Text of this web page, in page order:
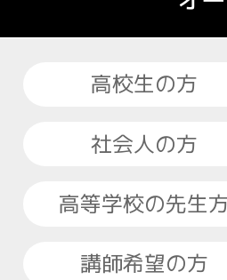
高校生の方
社会人の方
高等学校の先生
講師希望の方